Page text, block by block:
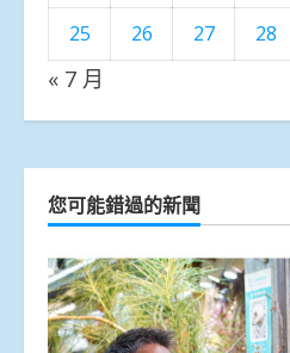
25
26 27 28
« 7 月
您可能錯過的新聞